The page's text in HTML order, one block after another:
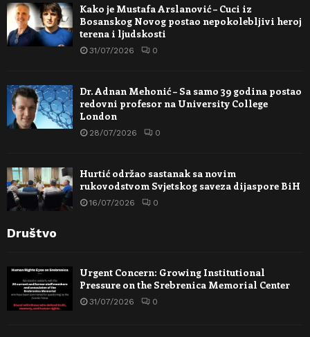
Kako je Mustafa Arslanović – Cuci iz
Bosanskog Novog postao nepokolebljivi heroj
terena i ljudskosti
31/07/2026 0
Dr. Adnan Mehonić – Sa samo 39 godina postao
redovni profesor na University College
London
28/07/2026 0
Hurtić održao sastanak sa novim
rukovodstvom Svjetskog saveza dijaspore BiH
16/07/2026 0
Društvo
Urgent Concern: Growing Institutional
Pressure on the Srebrenica Memorial Center
31/07/2026 0